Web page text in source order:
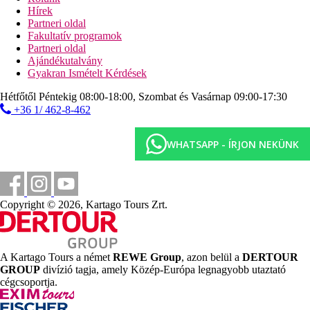
Strand leírása
ingyenes napozóágyak, napernyők és törölközők
Vízicipőt ajánlunk.
lépcső és móló áll rendelkezésre a tengerbe való
belépéshez
strandbár
Diéta
Mindent tartalmaz
Reggeli, ebéd és vacsora büfé
Napközben könnyű harapnivalók, kávé, tea, sütemények,
Á la carte étterem Madinat Corayában (ázsiai, keleti,
olasz) - 1 étterem választható 1 alkalommal
tartózkodásonként ingyenesen, foglalás szükséges
Válogatott helyben termelt alkoholos és alkoholmentes
italok (09:00–24:00)
Ingyenes sporttevékenységek
Aqua Park Coraya Madinat Corayában
asztalitenisz
fitnesz
bocsa
Hírek
Partneri oldal
Fakultatív programok
Partneri oldal
Ajándékutalvány
Gyakran Ismételt Kérdések
Hétfőtől Péntekig 08:00-18:00, Szombat és Vasárnap 09:00-17:30
+36 1/ 462-8-462
WHATSAPP - ÍRJON NEKÜNK
Copyright © 2026, Kartago Tours Zrt.
A Kartago Tours a német REWE Group, azon belül a DERTOUR
GROUP divízió tagja, amely Közép-Európa legnagyobb utaztató
cégcsoportja.